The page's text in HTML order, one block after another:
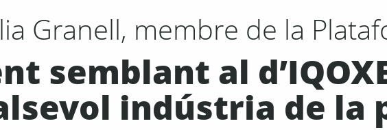
Granell, membre de la
semblant al
indústria de la